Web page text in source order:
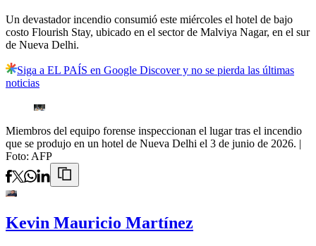
Un devastador incendio consumió este miércoles el hotel de bajo
costo Flourish Stay, ubicado en el sector de Malviya Nagar, en el sur
de Nueva Delhi.
Siga a EL PAÍS en Google Discover y no se pierda las últimas
noticias
Miembros del equipo forense inspeccionan el lugar tras el incendio
que se produjo en un hotel de Nueva Delhi el 3 de junio de 2026. |
Foto: AFP
Kevin Mauricio Martínez